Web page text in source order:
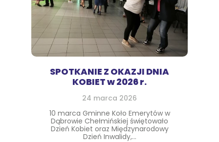
SPOTKANIE Z OKAZJI DNIA
KOBIET w 2026 r.
24 marca 2026
10 marca Gminne Koło Emerytów w
Dąbrowie Chełmińskiej świętowało
Dzień Kobiet oraz Międzynarodowy
Dzień Inwalidy,...